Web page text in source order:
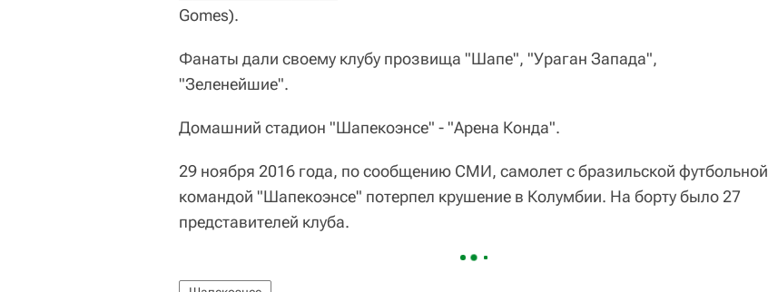
Gomes).
Фанаты дали своему клубу прозвища "Шапе", "Ураган Запада",
"Зеленейшие".
Домашний стадион "Шапекоэнсе" - "Арена Конда".
29 ноября 2016 года, по сообщению СМИ, самолет с бразильской футбольной
командой "Шапекоэнсе" потерпел крушение в Колумбии. На борту было 27
представителей клуба.